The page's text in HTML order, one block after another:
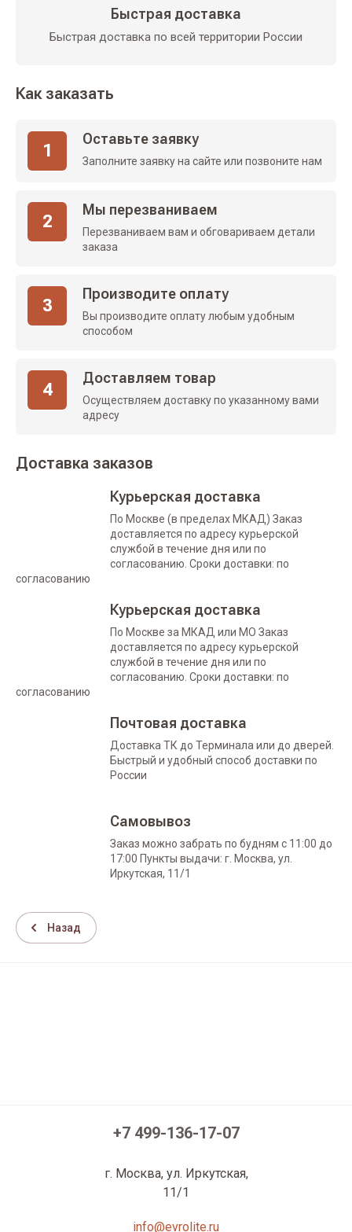
Быстрая доставка
Быстрая доставка по всей территории России
Как заказать
1
Оставьте заявку
Заполните заявку на сайте или позвоните нам
2
Мы перезваниваем
Перезваниваем вам и обговариваем детали
заказа
3
Производите оплату
Вы производите оплату любым удобным
способом
4
Доставляем товар
Осуществляем доставку по указанному вами
адресу
Доставка заказов
Курьерская доставка
По Москве (в пределах МКАД) Заказ
доставляется по адресу курьерской
службой в течение дня или по
согласованию. Сроки доставки: по
согласованию
Курьерская доставка
По Москве за МКАД или МО Заказ
доставляется по адресу курьерской
службой в течение дня или по
согласованию. Сроки доставки: по
согласованию
Почтовая доставка
Доставка ТК до Терминала или до дверей.
Быстрый и удобный способ доставки по
России
Самовывоз
Заказ можно забрать по будням с 11:00 до
17:00 Пункты выдачи: г. Москва, ул.
Иркутская, 11/1
Назад
+7 499-136-17-07
г. Москва, ул. Иркутская,
11/1
info@evrolite.ru